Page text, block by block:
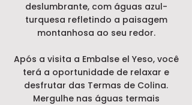
deslumbrante, com águas azul-
turquesa refletindo a paisagem
montanhosa ao seu redor.
Após a visita a Embalse el Yeso, você
terá a oportunidade de relaxar e
desfrutar das Termas de Colina.
Mergulhe nas águas termais